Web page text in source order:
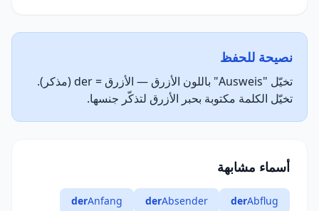
نصيحة للحفظ
تخيّل "Ausweis" باللون الأزرق — الأزرق = der (مذكر).
تخيّل الكلمة مكتوبة بحبر الأزرق لتذكّر جنسها.
أسماء مشابهة
derAbflug
derAbsender
derAnfang